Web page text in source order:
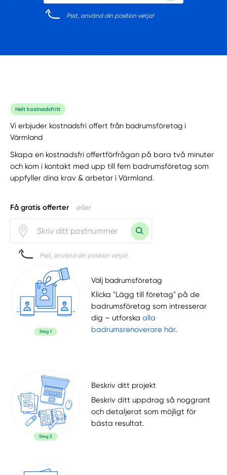
Psst, använd din position vetja!
Helt kostnadsfritt
Vi erbjuder kostnadsfri offert från badrumsföretag i
Värmland
Skapa en kostnadsfri offertförfrågan på bara två minuter
och kom i kontakt med upp till fem badrumsföretag som
uppfyller dina krav & arbetar i Värmland.
Få gratis offerter eller
Psst, använd din position vetja!
Välj badrumsföretag
Klicka "Lägg till företag" på de
badrumsföretag som intresserar
dig – utforskaalla
badrumsrenoverare här.
Beskriv ditt projekt
Beskriv ditt uppdrag så noggrant
och detaljerat som möjligt för
bästa resultat.